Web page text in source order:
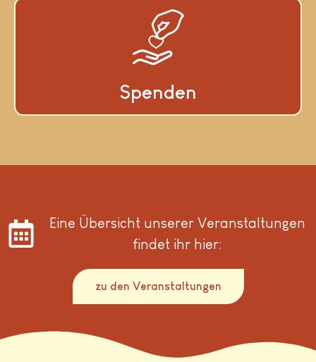
Spenden
Eine Übersicht unserer Veranstaltungen
findet ihr hier:
zu den Veranstaltungen